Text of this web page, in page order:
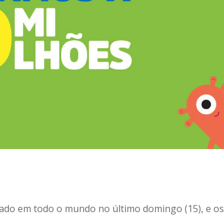
em todo o mundo no último domingo (15), e os